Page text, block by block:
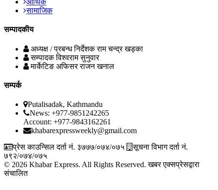
आर्थिक
सामाजिक
सम्पादकीय
अध्यक्ष / प्रबन्ध निर्देशक राम चन्द्र खड्का
सम्पादक विश्वराम सुनुवार
मार्केटिङ अफिसर राजन खनाल
सम्पर्क
Putalisadak, Kathmandu
News: +977-9851242265
Account: +977-9843162261
khabarexpressweekly@gmail.com
प्रेस काउन्सिल दर्ता नं. ३७७७/०७४/०७५
सूचना विभाग दर्ता नं.
७९२/०७४/०७५
© 2026 Khabar Express. All Rights Reserved. खबर एक्सप्रेसद्वारा
संचालित